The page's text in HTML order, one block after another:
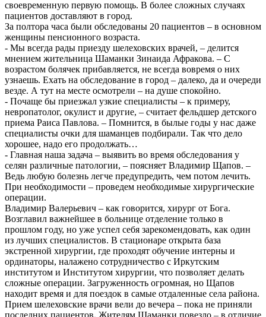
своевременную первую помощь. В более сложных случаях
пациентов доставляют в город.
За полтора часа были обследованы 20 пациентов – в основном
женщины пенсионного возраста.
- Мы всегда рады приезду шелеховских врачей, – делится
мнением жительница Шаманки Зинаида Афракова. – С
возрастом болячек прибавляется, не всегда вовремя о них
узнаешь. Ехать на обследование в город – далеко, да и очереди
везде. А тут на месте осмотрели – на душе спокойно.
- Почаще бы приезжал узкие специалисты – к примеру,
невропатолог, окулист и другие, – считает фельдшер детского
приема Раиса Павлова. – Помнится, в былые годы у нас даже
специалисты очки для шаманцев подбирали. Так что дело
хорошее, надо его продолжать…
- Главная наша задача – выявить во время обследования у
селян различные патологии, – поясняет Владимир Щапов. –
Ведь любую болезнь легче предупредить, чем потом лечить.
При необходимости – проведем необходимые хирургические
операции.
Владимир Валерьевич – как говорится, хирург от Бога.
Возглавил важнейшее в больнице отделение только в
прошлом году, но уже успел себя зарекомендовать, как один
из лучших специалистов. В стационаре открыта база
экстренной хирургии, где проходят обучение интерны и
ординаторы, налажено сотрудничество с Иркутским
институтом и Институтом хирургии, что позволяет делать
сложные операции. Загруженность огромная, но Щапов
находит время и для поездок в самые отдаленные села района.
Прием шелеховские врачи вели до вечера – пока не приняли
последних пациентов. Жителям Шаманки повезло – в отличие